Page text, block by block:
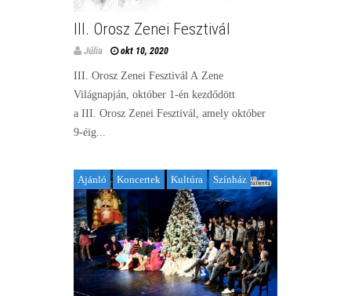
III. Orosz Zenei Fesztivál
Júlia okt 10, 2020
III. Orosz Zenei Fesztivál A Zene
Világnapján, október 1-én kezdődött
a III. Orosz Zenei Fesztivál, amely október
9-éig...
Ajánló Koncertek Kultúra Színház